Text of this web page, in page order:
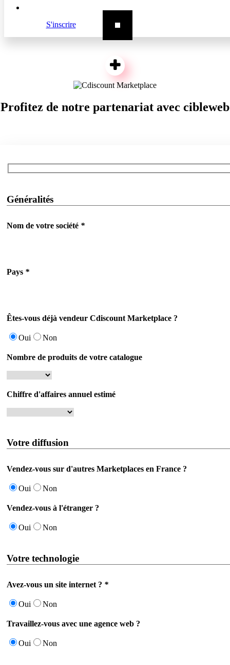
S'inscrire
Profitez de notre partenariat avec cibleweb
Généralités
Nom de votre société *
Pays *
Êtes-vous déjà vendeur Cdiscount Marketplace ?
Oui Non
Nombre de produits de votre catalogue
Chiffre d'affaires annuel estimé
Votre diffusion
Vendez-vous sur d'autres Marketplaces en France ?
Oui Non
Vendez-vous à l'étranger ?
Oui Non
Votre technologie
Avez-vous un site internet ? *
Oui Non
Travaillez-vous avec une agence web ?
Oui Non